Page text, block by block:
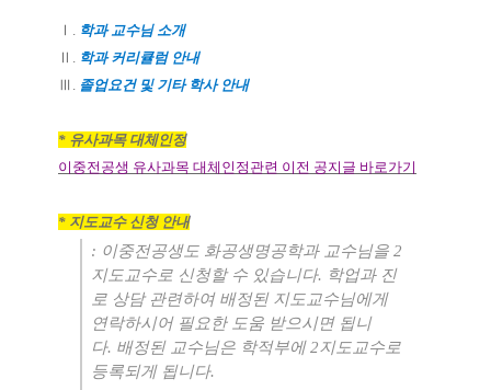
Ⅰ . 학과 교수님 소개
Ⅱ . 학과 커리큘럼 안내
Ⅲ . 졸업요건 및 기타 학사 안내
* 유사과목 대체인정
이중전공생 유사과목 대체인정관련 이전 공지글 바로가기
* 지도교수 신청 안내
: 이중전공생도 화공생명공학과 교수님을 2
지도교수로 신청할 수 있습니다. 학업과 진
로 상담 관련하여 배정된 지도교수님에게
연락하시어 필요한 도움 받으시면 됩니
다. 배정된 교수님은 학적부에2지도교수로
등록되게 됩니다.